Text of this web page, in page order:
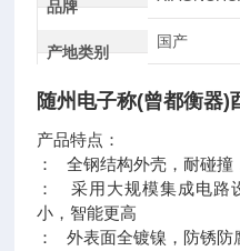
品牌
产地类别
国产
随州电子称(曾都衡器)
产品特点：
： 全钢结构外壳，耐碰撞
： 采用大规模集成电路
小，智能更高
： 外表面全镀镍，防锈防